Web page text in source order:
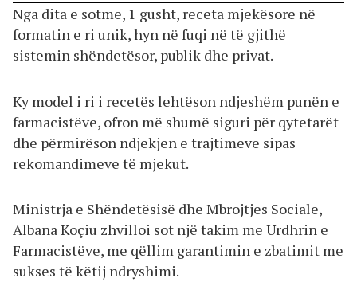
Nga dita e sotme, 1 gusht, receta mjekësore në
formatin e ri unik, hyn në fuqi në të gjithë
sistemin shëndetësor, publik dhe privat.
Ky model i ri i recetës lehtëson ndjeshëm punën e
farmacistëve, ofron më shumë siguri për qytetarët
dhe përmirëson ndjekjen e trajtimeve sipas
rekomandimeve të mjekut.
Ministrja e Shëndetësisë dhe Mbrojtjes Sociale,
Albana Koçiu zhvilloi sot një takim me Urdhrin e
Farmacistëve, me qëllim garantimin e zbatimit me
sukses të këtij ndryshimi.